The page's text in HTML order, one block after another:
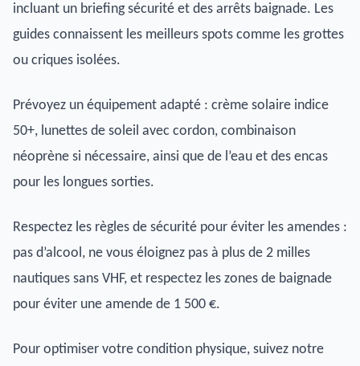
incluant un briefing sécurité et des arrêts baignade. Les
guides connaissent les meilleurs spots comme les grottes
ou criques isolées.
Prévoyez un équipement adapté : crème solaire indice
50+, lunettes de soleil avec cordon, combinaison
néoprène si nécessaire, ainsi que de l’eau et des encas
pour les longues sorties.
Respectez les règles de sécurité pour éviter les amendes :
pas d’alcool, ne vous éloignez pas à plus de 2 milles
nautiques sans VHF, et respectez les zones de baignade
pour éviter une amende de 1 500 €.
Pour optimiser votre condition physique, suivez notre